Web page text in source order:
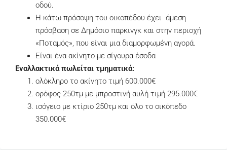
οδού.
Η κάτω πρόσοψη του οικοπέδου έχει άμεση
πρόσβαση σε Δημόσιο παρκινγκ και στην περιοχή
«Ποταμός», που είναι μια διαμορφωμένη αγορά.
Είναι ένα ακίνητο με σίγουρα έσοδα
Εναλλακτικά πωλείται τμηματικά:
ολόκληρο το ακίνητο τιμή 600.000€
ορόφος 250τμ με μπροστινή αυλή τιμή 295.000€
ισόγειο με κτίριο 250τμ και όλο το οικόπεδο
350.000€